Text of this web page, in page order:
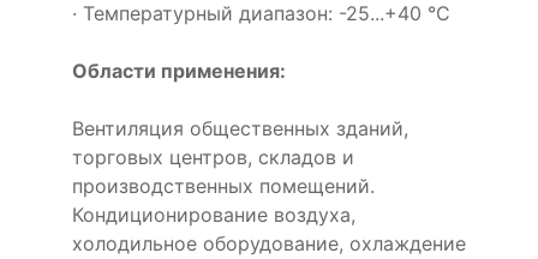
· Температурный диапазон: -25...+40 °C
Области применения:
Вентиляция общественных зданий,
торговых центров, складов и
производственных помещений.
Кондиционирование воздуха,
холодильное оборудование, охлаждение